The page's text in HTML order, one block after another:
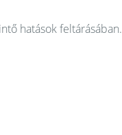
hatások feltárásában.